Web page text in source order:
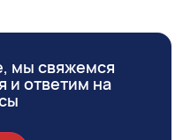
мы свяжемся
и ответим на